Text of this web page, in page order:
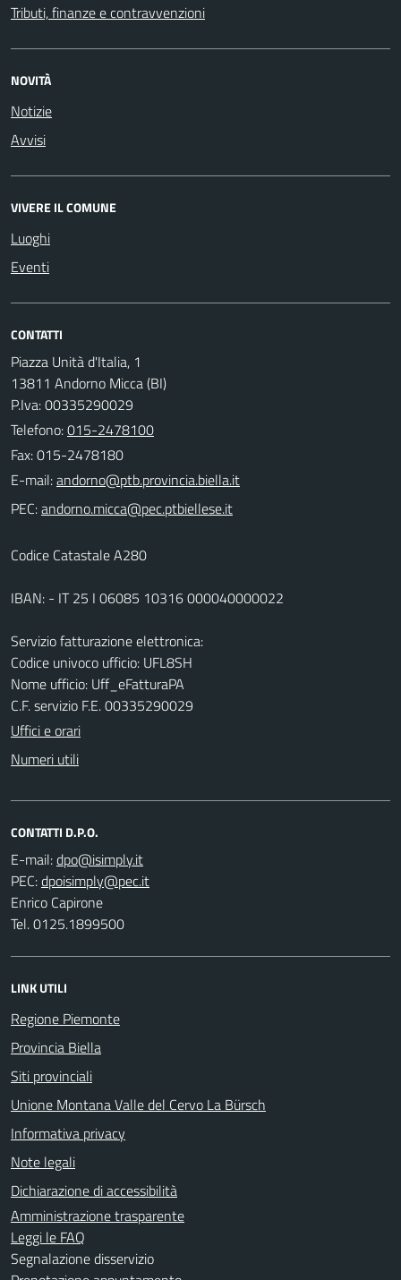
Tributi, finanze e contravvenzioni
NOVITÀ
Notizie
Avvisi
VIVERE IL COMUNE
Luoghi
Eventi
CONTATTI
Piazza Unità d'Italia, 1
13811 Andorno Micca (BI)
P.Iva: 00335290029
Telefono:015-2478100
Fax: 015-2478180
E-mail:
PEC:
Codice Catastale A280
IBAN: - IT 25 I 06085 10316 000040000022
Servizio fatturazione elettronica:
Codice univoco ufficio: UFL8SH
Nome ufficio: Uff_eFatturaPA
C.F. servizio F.E. 00335290029
Uffici e orari
Numeri utili
CONTATTI D.P.O.
E-mail:
PEC:
Enrico Capirone
Tel. 0125.1899500
LINK UTILI
Regione Piemonte
Provincia Biella
Siti provinciali
Unione Montana Valle del Cervo La Bürsch
Informativa privacy
Note legali
Dichiarazione di accessibilità
Amministrazione trasparente
Leggi le FAQ
Segnalazione disservizio